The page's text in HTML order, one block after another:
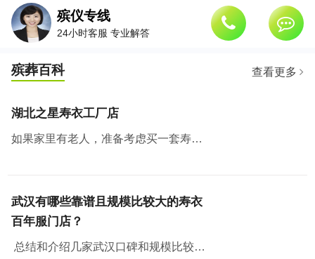
殡仪专线
24小时客服 专业解答
殡葬百科 查看更多
湖北之星寿衣工厂店
如果家里有老人，准备考虑买一套寿衣纳福添寿，那么武汉有个地方绝对值得去看看。湖北之星工厂云仓，也是白小邻和白店邻里的工厂店所在地。
武汉有哪些靠谱且规模比较大的寿衣
百年服门店？
总结和介绍几家武汉口碑和规模比较好的门店，从门店规模、面积、产品丰富程度、价格、政策和售后各方面评测，供大家参考。一、湖北之星工厂云仓湖北之星工厂云仓位...